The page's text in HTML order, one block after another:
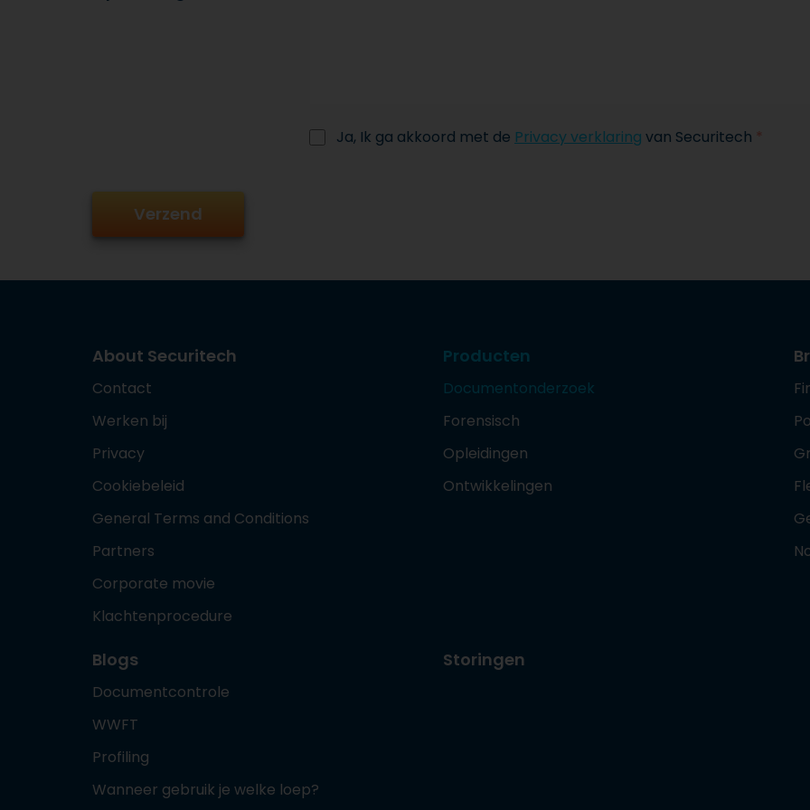
Ja, Ik ga akkoord met de Privacy verklaring van Securitech *
About Securitech
Contact
Werken bij
Privacy
Cookiebeleid
General Terms and Conditions
Partners
Corporate movie
Klachtenprocedure
Producten
Documentonderzoek
Forensisch
Opleidingen
Ontwikkelingen
Blogs
Documentcontrole
WWFT
Profiling
Wanneer gebruik je welke loep?
Storingen